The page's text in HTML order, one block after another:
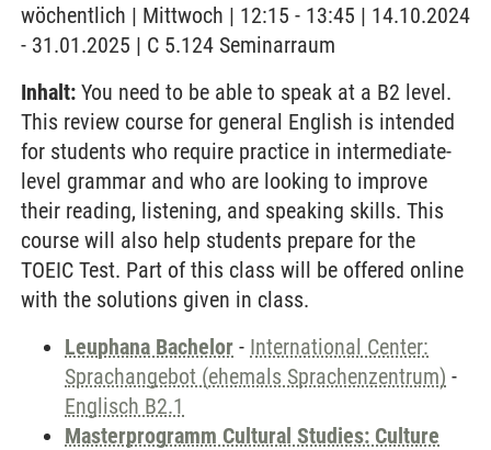
wöchentlich | Mittwoch | 12:15 - 13:45 | 14.10.2024
- 31.01.2025 | C 5.124 Seminarraum
Inhalt: You need to be able to speak at a B2 level.
This review course for general English is intended
for students who require practice in intermediate-
level grammar and who are looking to improve
their reading, listening, and speaking skills. This
course will also help students prepare for the
TOEIC Test. Part of this class will be offered online
with the solutions given in class.
Leuphana Bachelor - International Center:
Sprachangebot (ehemals Sprachenzentrum) -
Englisch B2.1
Masterprogramm Cultural Studies: Culture